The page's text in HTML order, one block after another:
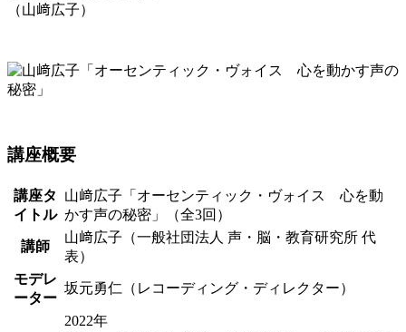
（山﨑広子）
講座概要
講座タ
イトル
山﨑広子「オーセンティック・ヴォイス 心を動
かす声の秘密」（全3回）
講師
山﨑広子（一般社団法人 声・脳・教育研究所 代
表）
モデレ
ーター
坂元勇仁（レコーディング・ディレクター）
2022年